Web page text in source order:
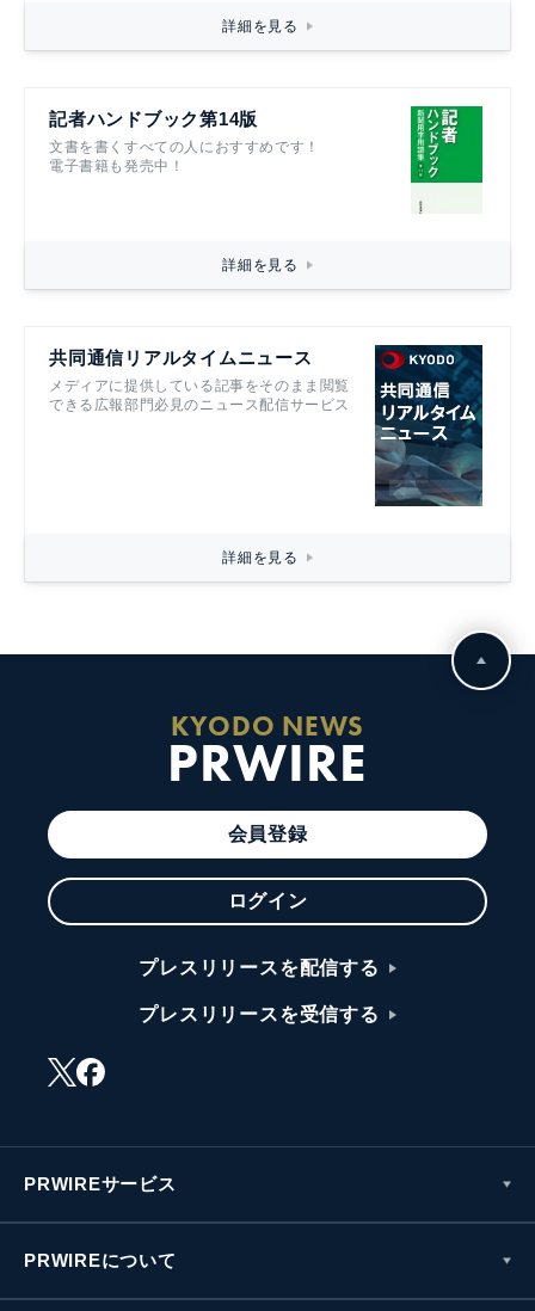
詳細を見る
記者ハンドブック第14版
文書を書くすべての人におすすめです！
電子書籍も発売中！
詳細を見る
共同通信リアルタイムニュース
メディアに提供している記事をそのまま閲覧
できる広報部門必見のニュース配信サービス
詳細を見る
KYODO NEWS
PRWIRE
会員登録
ログイン
プレスリリースを配信する
プレスリリースを受信する
PRWIREサービス
PRWIREについて